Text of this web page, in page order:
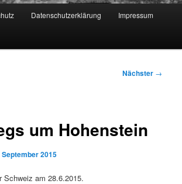
Datenschutzerklärung Impressum
Nächster →
um Hohenstein
September 2015
Schweiz am 28.6.2015.